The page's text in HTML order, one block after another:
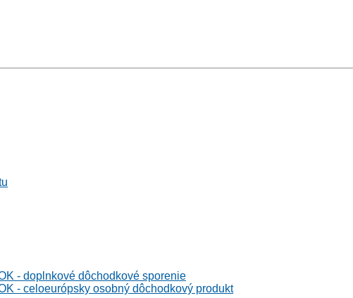
- doplnkové dôchodkové sporenie
- celoeurópsky osobný dôchodkový produkt